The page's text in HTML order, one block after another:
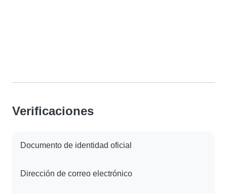
Verificaciones
Documento de identidad oficial
Dirección de correo electrónico